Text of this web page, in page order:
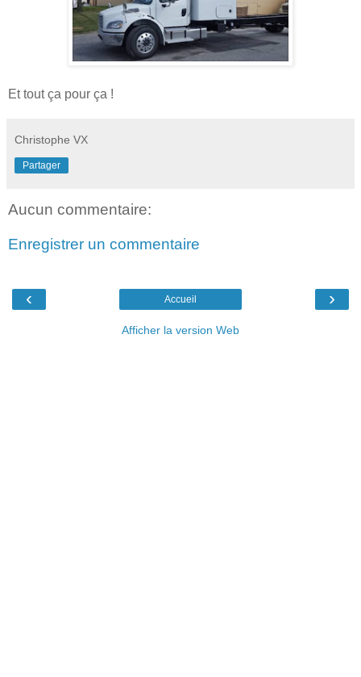
Et tout ça pour ça !
Christophe VX
Partager
Aucun commentaire:
Enregistrer un commentaire
‹ ›
Accueil
Afficher la version Web